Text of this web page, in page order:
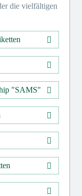
die vielfältigen
"SAMS"